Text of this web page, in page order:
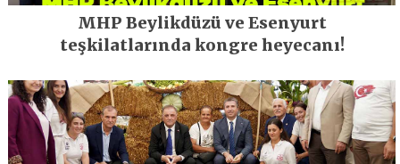
MHP Beylikdüzü ve Esenyurt
teşkilatlarında kongre heyecanı!